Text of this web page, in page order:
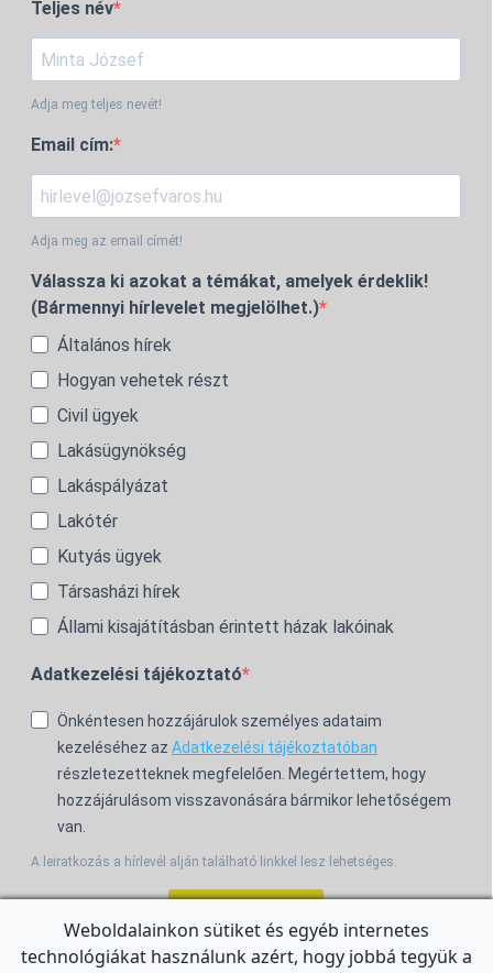
Teljes név
Adja meg teljes nevét!
Email cím:
Adja meg az email címét!
Válassza ki azokat a témákat, amelyek érdeklik!
(Bármennyi hírlevelet megjelölhet.)
Általános hírek
Hogyan vehetek részt
Civil ügyek
Lakásügynökség
Lakáspályázat
Lakótér
Kutyás ügyek
Társasházi hírek
Állami kisajátításban érintett házak lakóinak
Adatkezelési tájékoztató
Önkéntesen hozzájárulok személyes adataim
kezeléséhez az Adatkezelési tájékoztatóban
részletezetteknek megfelelően. Megértettem, hogy
hozzájárulásom visszavonására bármikor lehetőségem
van.
A leiratkozás a hírlevél alján található linkkel lesz lehetséges.
Weboldalainkon sütiket és egyéb internetes
technológiákat használunk azért, hogy jobbá tegyük a